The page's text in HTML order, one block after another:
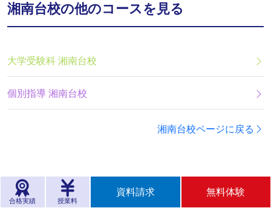
湘南台校の他のコースを見る
大学受験科 湘南台校
個別指導 湘南台校
湘南台校ページに戻る
合格実績 授業料
資料請求 無料体験